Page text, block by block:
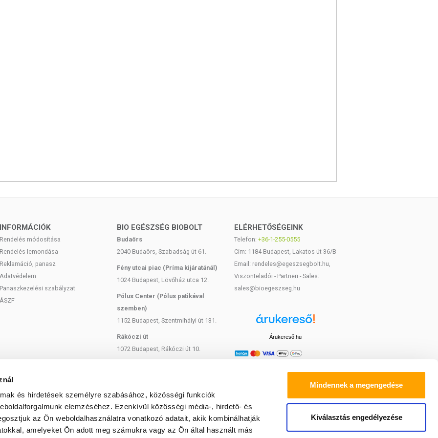
és hirdetések személyre szabásához, közösségi funkciók
elemzéséhez. Ezenkívül közösségi média-, hirdető- és
az Ön weboldalhasználatra vonatkozó adatait, akik kombinálhatják
amelyeket Ön adott meg számukra vagy az Ön által használt más
Mindennek a megengedése
Kiválasztás engedélyezése
frissítjük, és törekszünk a pontosságra. Felhívjuk a
a termékek csomagolásán találja meg.
jogszabályok szerint élelmiszereknek minősülnek, amelyek a
és koncentrált formában tartalmaznak tápanyagokat. Bár
rendelkezhetnek, egyénenként eltérő lehet, jelölésük,
engedélyezett a készítményeknek betegséget megelőző
INFORMÁCIÓK
Rendelés módosítása
Rendelés lemondása
Reklamáció, panasz
Adatvédelem
Panaszkezelési szabályzat
ÁSZF
BIO EGÉSZSÉG BIOBOLT
Budaörs
2040 Budaörs, Szabadság út 61.
Fény utcai piac (Príma kijáratánál)
1024 Budapest, Lövőház utca 12.
Pólus Center (Pólus patikával
szemben)
1152 Budapest, Szentmihályi út 131.
Rákóczi út
1072 Budapest, Rákóczi út 10.
Bartók Béla
1114 Budapest, Bartók Béla út 71.
ELÉRHETŐSÉGEINK
Telefon: +36-1-255-0555
Cím: 1184 Budapest, Lakatos út 36/B
Email: rendeles@egeszsegbolt.hu,
Viszonteladói - Partneri - Sales:
sales@bioegeszseg.hu
Árukereső.hu